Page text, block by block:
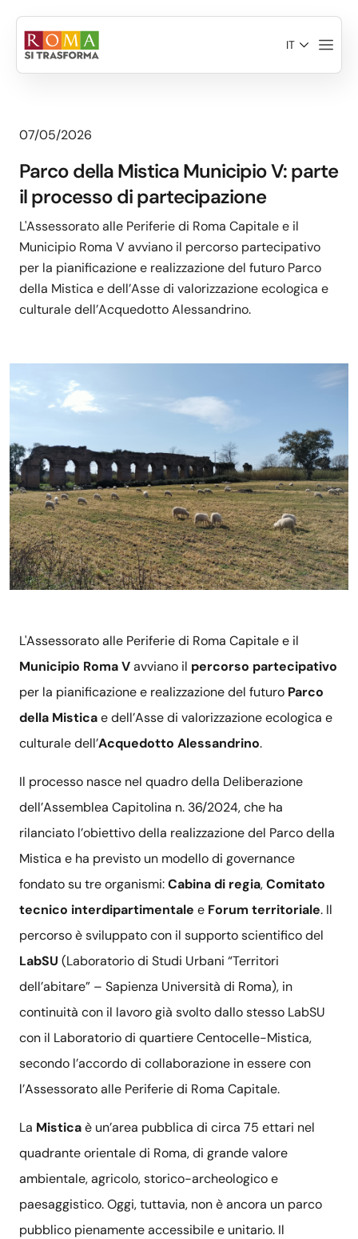
IT
07/05/2026
Parco della Mistica Municipio V: parte
il processo di partecipazione
L'Assessorato alle Periferie di Roma Capitale e il
Municipio Roma V avviano il percorso partecipativo
per la pianificazione e realizzazione del futuro Parco
della Mistica e dell’Asse di valorizzazione ecologica e
culturale dell’Acquedotto Alessandrino.
L'Assessorato alle Periferie di Roma Capitale e il
Municipio Roma Vavviano il percorso partecipativo
per la pianificazione e realizzazione del futuro Parco
della Misticae dell’Asse di valorizzazione ecologica e
culturale dell’Acquedotto Alessandrino.
Il processo nasce nel quadro della Deliberazione
dell’Assemblea Capitolina n. 36/2024, che ha
rilanciato l’obiettivo della realizzazione del Parco della
Mistica e ha previsto un modello di governance
fondato su tre organismi:Cabina di regia,Comitato
tecnico interdipartimentale e Forum territoriale. Il
percorso è sviluppato con il supporto scientifico del
LabSU (Laboratorio di Studi Urbani “Territori
dell’abitare” – Sapienza Università di Roma), in
continuità con il lavoro già svolto dallo stesso LabSU
con il Laboratorio di quartiere Centocelle-Mistica,
secondo l’accordo di collaborazione in essere con
l’Assessorato alle Periferie di Roma Capitale.
La Misticaè un’area pubblica di circa 75 ettari nel
quadrante orientale di Roma, di grande valore
ambientale, agricolo, storico-archeologico e
paesaggistico. Oggi, tuttavia, non è ancora un parco
pubblico pienamente accessibile e unitario. Il